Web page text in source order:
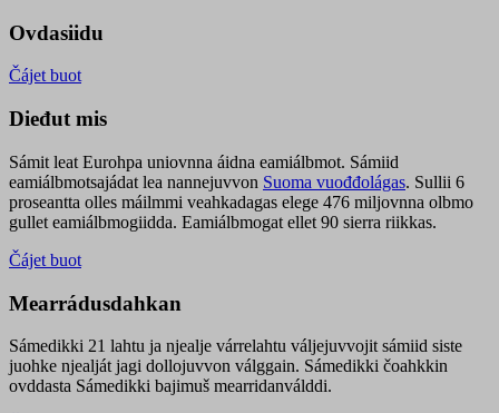
Ovdasiidu
Čájet buot
Dieđut mis
Sámit leat Eurohpa uniovnna áidna eamiálbmot. Sámiid
eamiálbmotsajádat lea nannejuvvon Suoma vuođđolágas. Sullii 6
proseantta olles máilmmi veahkadagas elege 476 miljovnna olbmo
gullet eamiálbmogiidda. Eamiálbmogat ellet 90 sierra riikkas.
Čájet buot
Mearrádusdahkan
Sámedikki 21 lahtu ja njealje várrelahtu váljejuvvojit sámiid siste
juohke njealját jagi dollojuvvon válggain. Sámedikki čoahkkin
ovddasta Sámedikki bajimuš mearridanválddi.